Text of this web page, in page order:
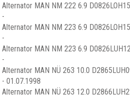
Alternator MAN NM 222 6.9
-
Alternator MAN NM 223 6.9
-
Alternator MAN NM 223 6.9
-
Alternator MAN NÜ 263 10.0
- 01.07.1998
Alternator MAN NÜ 263 12.0